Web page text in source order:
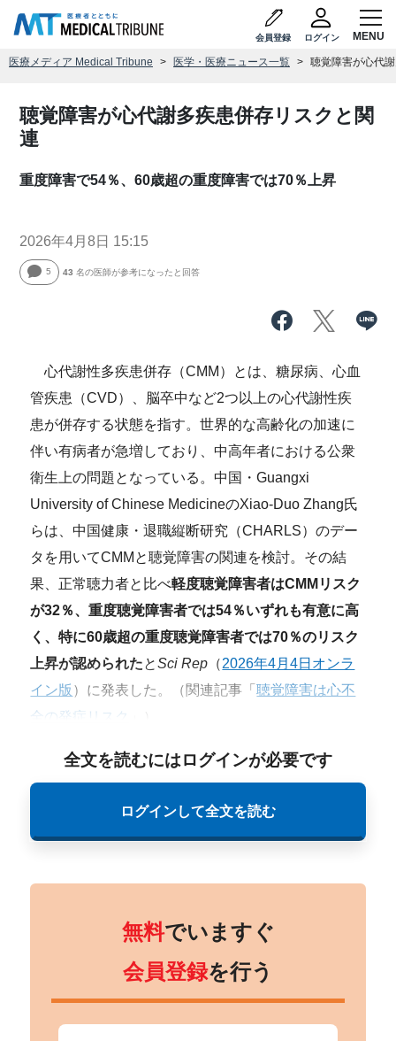
会員登録 ログイン
医療メディア Medical Tribune 医学・医療ニュース一覧 聴覚障害が心代
聴覚障害が心代謝多疾患併存リスクと関
連
重度障害で54％、60歳超の重度障害では70％上昇
2026年4月8日 15:15
5 43 名の医師が参考になったと回答
心代謝性多疾患併存（CMM）とは、糖尿病、心血
管疾患（CVD）、脳卒中など2つ以上の心代謝性疾
患が併存する状態を指す。世界的な高齢化の加速に
伴い有病者が急増しており、中高年者における公衆
衛生上の問題となっている。中国・Guangxi
University of Chinese MedicineのXiao-Duo Zhang氏
らは、中国健康・退職縦断研究（CHARLS）のデー
タを用いてCMMと聴覚障害の関連を検討。その結
果、正常聴力者と比べ軽度聴覚障害者はCMMリスク
が32％、重度聴覚障害者では54％いずれも有意に高
く、特に60歳超の重度聴覚障害者では70％のリスク
上昇が認められたとSci Rep （2026年4月4日オンラ
イン版 ）に発表した。（関連記事「聴覚障害は心不
全の発症リスク
全文を読むにはログインが必要です
ログインして全文を読む
無料でいますぐ
会員登録を行う